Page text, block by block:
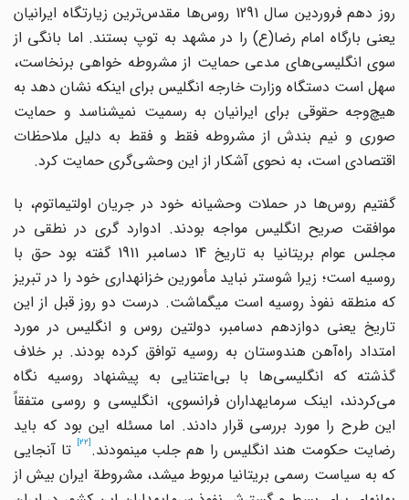
روز دهم فروردین سال 1291 روس‌ها مقدس‌ترین زیارتگاه ایرانیان
یعنی بارگاه امام رضا(ع) را در مشهد به توپ بستند. اما بانگی از
سوی انگلیسی‌های مدعی حمایت از مشروطه خواهی برنخاست،
سهل است دستگاه وزارت‌ خارجه انگلیس برای اینکه نشان دهد به
هیچ‌وجه حقوقی برای ایرانیان به رسمیت نمی‎شناسد و حمایت
صوری و نیم بندش از مشروطه فقط و فقط به دلیل ملاحظات
اقتصادی است، به نحوی آشکار از این وحشی‌گری حمایت کرد.
گفتیم روس‌ها در حملات وحشیانه خود در جریان اولتیماتوم، با
موافقت صریح انگلیس مواجه بودند. ادوارد گری در نطقی در
مجلس عوام بریتانیا به تاریخ 14 دسامبر 1911 گفته بود حق با
روسیه است؛ زیرا شوستر نباید مأمورین خزانه‎داری خود را در تبریز
که منطقه نفوذ روسیه است می‎گماشت. درست دو روز قبل از این
تاریخ یعنی دوازدهم دسامبر، دولتین روس و انگلیس در مورد
امتداد راه‌آهن هندوستان به روسیه توافق کرده بودند. بر خلاف
گذشته که انگلیسی‌ها با بی‌اعتنایی به پیشنهاد روسیه نگاه
می‌کردند، اینک سرمایه‎داران فرانسوی، انگلیسی و روسی متفقاً
این طرح را مورد بررسی قرار ‎دادند. اما مسئله این بود که باید
رضایت حکومت هند انگلیس را هم جلب می‎نمودند.
تا آنجایی
که به سیاست رسمی بریتانیا مربوط می‎شد، مشروطة ایران بیش از